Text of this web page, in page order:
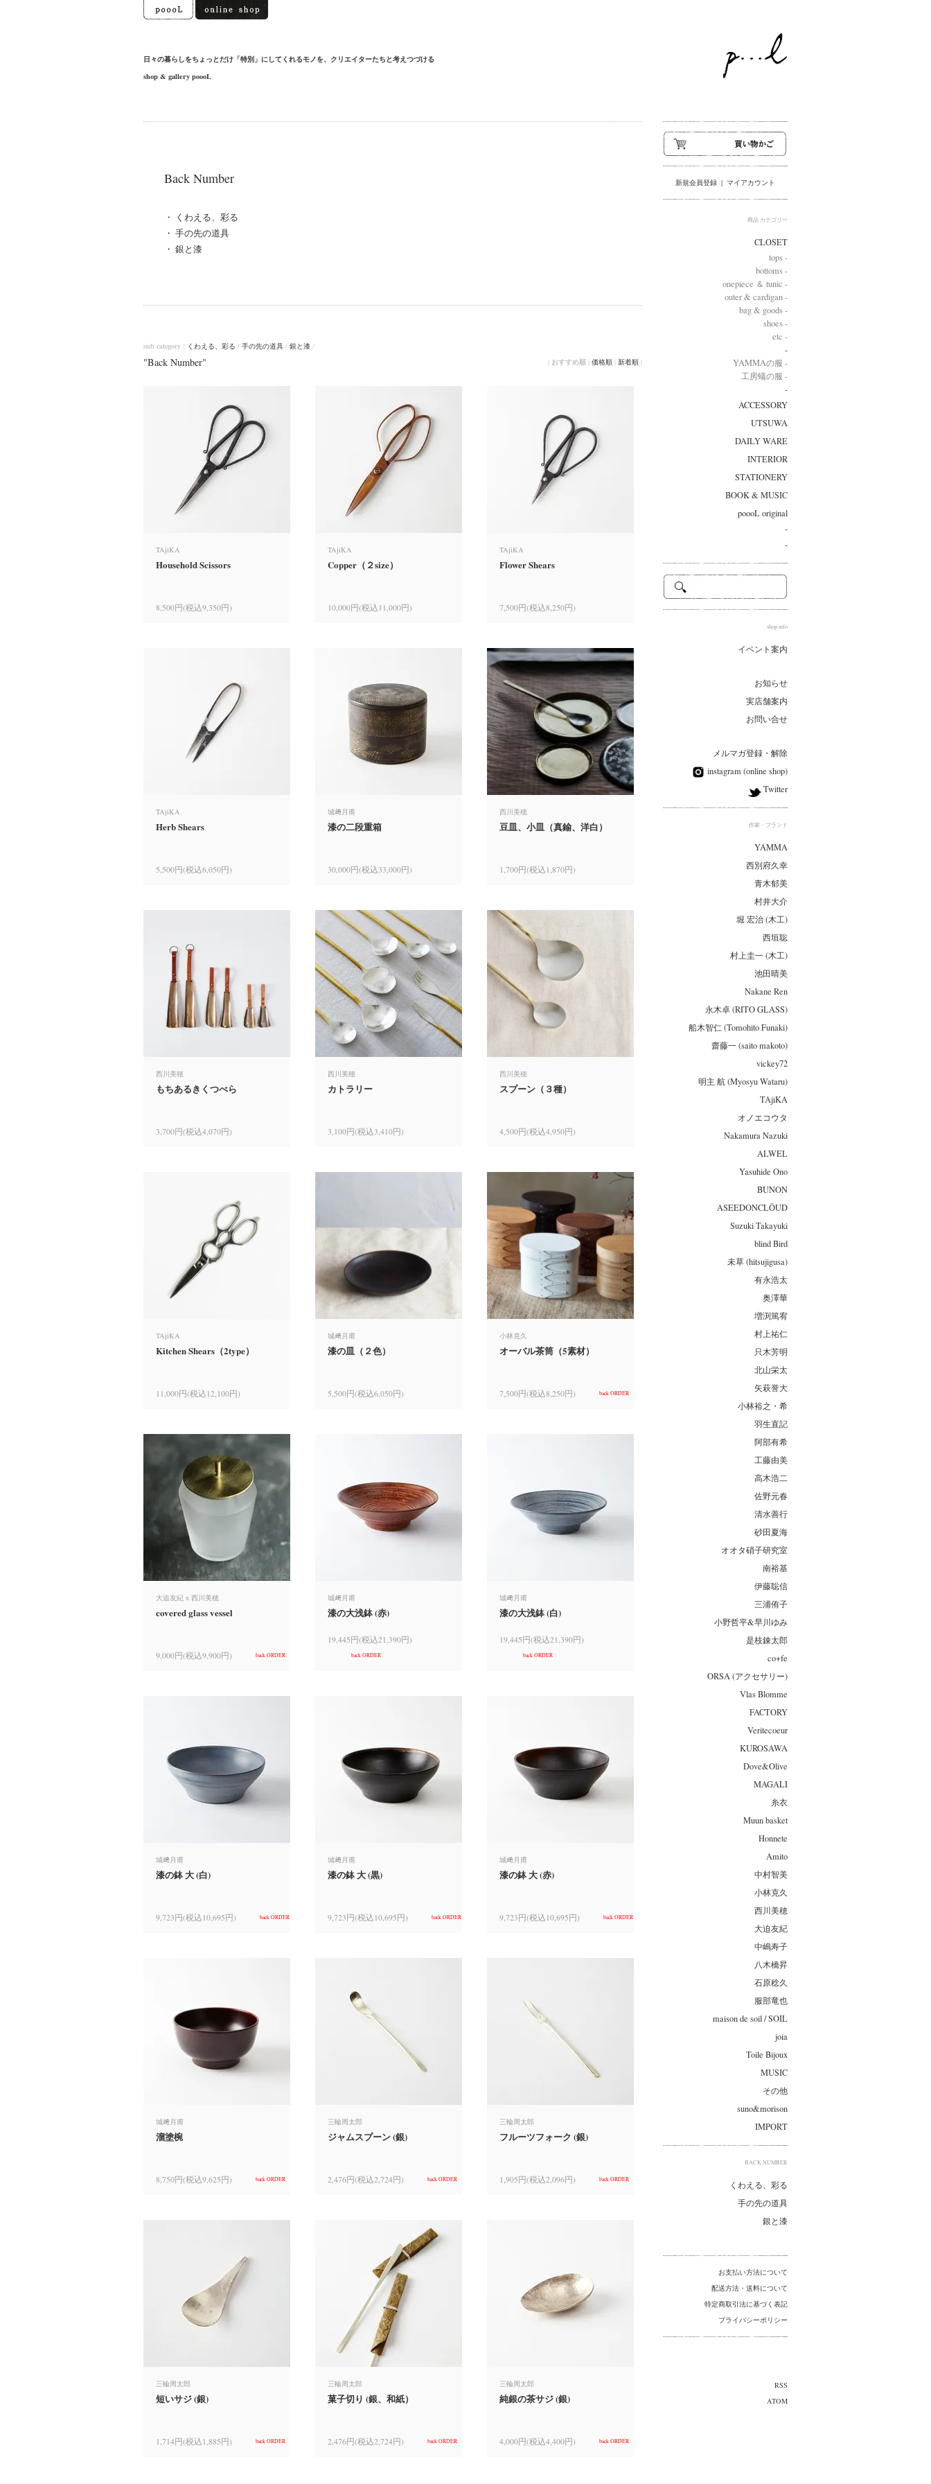
日々の暮らしをちょっとだけ「特別」にしてくれるモノを、クリエイターたちと考えつづける
shop & gallery poooL
Back Number
・
くわえる、彩る
・ 手の先の道具
・ 銀と漆
sub category : くわえる、彩る / 手の先の道具 / 銀と漆 /
"Back Number" おすすめ順 価格順 新着順
TAjiKA
Household Scissors
8,500円(税込9,350円)
TAjiKA
Copper（２size）
10,000円(税込11,000円)
TAjiKA
Flower Shears
7,500円(税込8,250円)
TAjiKA
Herb Shears
5,500円(税込6,050円)
城﨑月甫
漆の二段重箱
30,000円(税込33,000円)
西川美穂
豆皿、小皿（真鍮、洋白）
1,700円(税込1,870円)
西川美穂
もちあるきくつべら
3,700円(税込4,070円)
西川美穂
カトラリー
3,100円(税込3,410円)
西川美穂
スプーン（３種）
4,500円(税込4,950円)
TAjiKA
Kitchen Shears（2type）
11,000円(税込12,100円)
城﨑月甫
漆の皿（２色）
5,500円(税込6,050円)
小林克久
オーバル茶筒（5素材）
7,500円(税込8,250円) back ORDER
大迫友紀 x 西川美穂
covered glass vessel
9,000円(税込9,900円) back ORDER
城﨑月甫
漆の大浅鉢 (赤)
19,445円(税込21,390円)
back ORDER
城﨑月甫
漆の大浅鉢 (白)
19,445円(税込21,390円)
back ORDER
城﨑月甫
漆の鉢 大 (白)
9,723円(税込10,695円) back ORDER
城﨑月甫
漆の鉢 大 (黒)
9,723円(税込10,695円) back ORDER
城﨑月甫
漆の鉢 大 (赤)
9,723円(税込10,695円) back ORDER
城﨑月甫
溜塗椀
8,750円(税込9,625円) back ORDER
三輪周太郎
ジャムスプーン (銀)
2,476円(税込2,724円) back ORDER
三輪周太郎
フルーツフォーク (銀)
1,905円(税込2,096円) back ORDER
三輪周太郎
短いサジ (銀)
1,714円(税込1,885円) back ORDER
三輪周太郎
菓子切り (銀、和紙）
2,476円(税込2,724円) back ORDER
三輪周太郎
純銀の茶サジ (銀)
4,000円(税込4,400円) back ORDER
新規会員登録 | マイアカウント
商品 カテゴリー
CLOSET
tops -
bottoms -
onepiece ＆ tunic -
outer & cardigan -
bag & goods -
shoes -
etc -
-
YAMMAの服 -
工房蟻の服 -
-
ACCESSORY
UTSUWA
DAILY WARE
INTERIOR
STATIONERY
BOOK & MUSIC
poooL original
-
-
shop info
イベント案内
お知らせ
実店舗案内
お問い合せ
メルマガ登録・解除
instagram (online shop)
Twitter
作家・ブランド
YAMMA
西別府久幸
青木郁美
村井大介
堀 宏治 (木工)
西垣聡
村上圭一 (木工)
池田晴美
Nakane Ren
永木卓 (RITO GLASS)
船木智仁 (Tomohito Funaki)
齋藤一 (saito makoto)
vickey72
明主 航 (Myosyu Wataru)
TAjiKA
オノエコウタ
Nakamura Nazuki
ALWEL
Yasuhide Ono
BUNON
ASEEDONCLÖUD
Suzuki Takayuki
blind Bird
未草 (hitsujigusa)
有永浩太
奥澤華
増渕篤宥
村上祐仁
只木芳明
北山栄太
矢萩誉大
小林裕之・希
羽生直記
阿部有希
工藤由美
高木浩二
佐野元春
清水善行
砂田夏海
オオタ硝子研究室
南裕基
伊藤聡信
三浦侑子
小野哲平&早川ゆみ
是枝錬太郎
co+fe
ORSA (アクセサリー)
Vlas Blomme
FACTORY
Veritecoeur
KUROSAWA
Dove&Olive
MAGALI
糸衣
Muun basket
Honnete
Amito
中村智美
小林克久
西川美穂
大迫友紀
中嶋寿子
八木橋昇
石原稔久
服部竜也
maison de soil / SOIL
joia
Toile Bijoux
MUSIC
その他
suno&morison
IMPORT
BACK NUMBER
くわえる、彩る
手の先の道具
銀と漆
お支払い方法について
配送方法・送料について
特定商取引法に基づく表記
プライバシーポリシー
RSS
ATOM